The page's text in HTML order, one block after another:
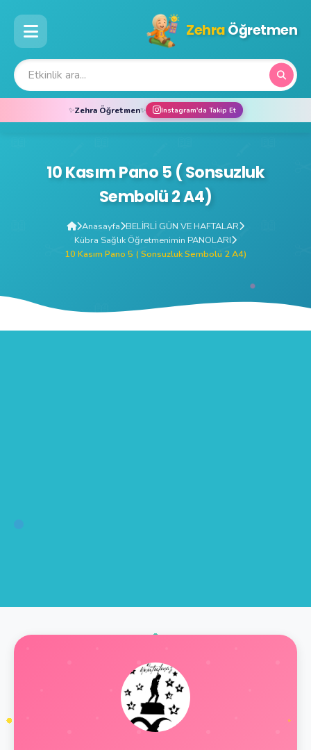
ZehraÖğretmen
✨Zehra Öğretmen✨ Instagram'da Takip Et
10 Kasım Pano 5 ( Sonsuzluk
Sembolü 2 A4)
Anasayfa BELİRLİ GÜN VE HAFTALAR
Kübra Sağlık Öğretmenimin PANOLARI
10 Kasım Pano 5 ( Sonsuzluk Sembolü 2 A4)